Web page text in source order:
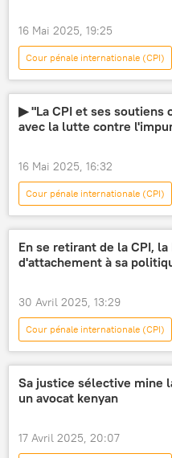
16 Mai 2025, 19:25
Cour pénale internationale (CPI)
Sputnik Afrique Officiel
enquête
▶ "La CPI et ses soutiens
avec la lutte contre
16 Mai 2025, 16:32
Cour pénale internationale (CPI)
Sputnik Afrique Officiel
En se retirant de la CPI,
d'attachement à sa
30 Avril 2025, 13:29
Cour pénale internationale (CPI)
Sputnik Afrique Officiel
Union européenne (UE)
Russie
Sa justice sélective mine
un avocat kenyan
17 Avril 2025, 20:07